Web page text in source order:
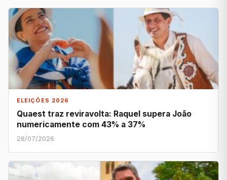
ELEIÇÕES 2026
Quaest traz reviravolta: Raquel supera João
numericamente com 43% a 37%
28/07/2026